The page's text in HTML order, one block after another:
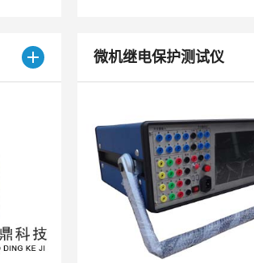
微机继电保护测试仪